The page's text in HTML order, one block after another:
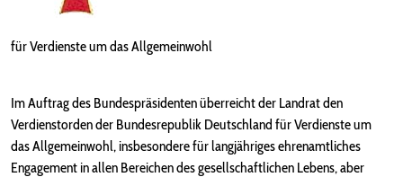
für Verdienste um das Allgemeinwohl
Im Auftrag des Bundespräsidenten überreicht der Landrat den
Verdienstorden der Bundesrepublik Deutschland für Verdienste um
das Allgemeinwohl, insbesondere für langjähriges ehrenamtliches
Engagement in allen Bereichen des gesellschaftlichen Lebens, aber